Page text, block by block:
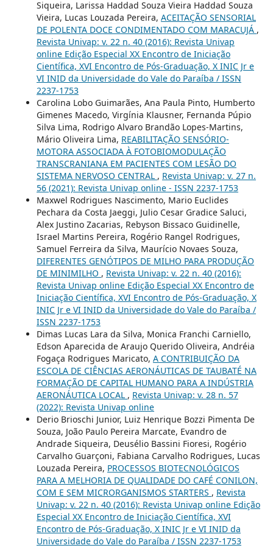
Siqueira, Larissa Haddad Souza Vieira Haddad Souza
Vieira, Lucas Louzada Pereira, ACEITAÇÃO SENSORIAL
DE POLENTA DOCE CONDIMENTADO COM MARACUJÁ ,
Revista Univap: v. 22 n. 40 (2016): Revista Univap
online Edição Especial XX Encontro de Iniciação
Científica, XVI Encontro de Pós-Graduação, X INIC Jr e
VI INID da Universidade do Vale do Paraíba / ISSN
2237-1753
Carolina Lobo Guimarães, Ana Paula Pinto, Humberto
Gimenes Macedo, Virgínia Klausner, Fernanda Púpio
Silva Lima, Rodrigo Alvaro Brandão Lopes-Martins,
Mário Oliveira Lima, REABILITAÇÃO SENSÓRIO-
MOTORA ASSOCIADA À FOTOBIOMODULAÇÃO
TRANSCRANIANA EM PACIENTES COM LESÃO DO
SISTEMA NERVOSO CENTRAL , Revista Univap: v. 27 n.
56 (2021): Revista Univap online - ISSN 2237-1753
Maxwel Rodrigues Nascimento, Mario Euclides
Pechara da Costa Jaeggi, Julio Cesar Gradice Saluci,
Alex Justino Zacarias, Rebyson Bissaco Guidinelle,
Israel Martins Pereira, Rogério Rangel Rodrigues,
Samuel Ferreira da Silva, Maurício Novaes Souza,
DIFERENTES GENÓTIPOS DE MILHO PARA PRODUÇÃO
DE MINIMILHO , Revista Univap: v. 22 n. 40 (2016):
Revista Univap online Edição Especial XX Encontro de
Iniciação Científica, XVI Encontro de Pós-Graduação, X
INIC Jr e VI INID da Universidade do Vale do Paraíba /
ISSN 2237-1753
Dimas Lucas Lara da Silva, Monica Franchi Carniello,
Edson Aparecida de Araujo Querido Oliveira, Andréia
Fogaça Rodrigues Maricato, A CONTRIBUIÇÃO DA
ESCOLA DE CIÊNCIAS AERONÁUTICAS DE TAUBATÉ NA
FORMAÇÃO DE CAPITAL HUMANO PARA A INDÚSTRIA
AERONÁUTICA LOCAL , Revista Univap: v. 28 n. 57
(2022): Revista Univap online
Derio Brioschi Junior, Luiz Henrique Bozzi Pimenta De
Souza, João Paulo Pereira Marcate, Evandro de
Andrade Siqueira, Deusélio Bassini Fioresi, Rogério
Carvalho Guarçoni, Fabiana Carvalho Rodrigues, Lucas
Louzada Pereira, PROCESSOS BIOTECNOLÓGICOS
PARA A MELHORIA DE QUALIDADE DO CAFÉ CONILON,
COM E SEM MICRORGANISMOS STARTERS , Revista
Univap: v. 22 n. 40 (2016): Revista Univap online Edição
Especial XX Encontro de Iniciação Científica, XVI
Encontro de Pós-Graduação, X INIC Jr e VI INID da
Universidade do Vale do Paraíba / ISSN 2237-1753